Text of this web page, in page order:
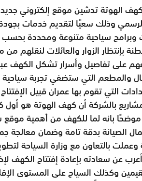
الهوتة تدشين موقع إلكتروني
وذلك سعيًا لتقديم خدمات
وبرامج سياحية متنوعة ومحددة بحسب
بإنتظار الزوار والعائلات لنقلهم
على تفاصيل وأسرار تشكل الكهف
والمطعم التي ستضفي تجربة سياحية
التي تقوم بها عمران قبيل
بالشركة أن كهف الهوتة هو
في نوفمبر 2006، موضحًا بانه لما للكهف
الصيانة بدقة تامة وضمان معالجة
وعملت بالتعاون مع وزارة السياحة
عن سعادته بإعادة إفتتاح الكهف
وكذلك السياح على المستوى